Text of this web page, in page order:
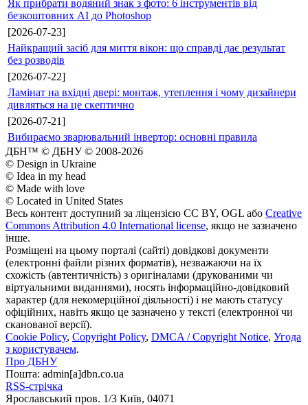
Як прибрати водяний знак з фото: 6 інструментів від
безкоштовних AI до Photoshop
[2026-07-23]
Найкращий засіб для миття вікон: що справді дає результат
без розводів
[2026-07-22]
Ламінат на вхідні двері: монтаж, утеплення і чому дизайнери
дивляться на це скептично
[2026-07-21]
Вибираємо зварювальний інвертор: основні правила
ДБН™ © ДБНУ © 2008-2026
© Design in Ukraine
© Idea in my head
© Made with love
© Located in United States
Весь контент доступний за ліцензією CC BY, OGL або Creative
Commons Attribution 4.0 International license, якщо не зазначено
інше.
Розміщені на цьому порталі (сайті) довідкові документи
(електронні файли різних форматів), незважаючи на їх
схожість (автентичність) з оригіналами (друкованими чи
віртуальними виданнями), носять інформаційно-довідковий
характер (для некомерційної діяльності) і не мають статусу
офіційних, навіть якщо це зазначено у тексті (електронної чи
сканованої версії).
Cookie Policy, Copyright Policy, DMCA / Copyright Notice, Угода
з користувачем.
Про ДБНУ
Пошта: admin[а]dbn.co.ua
RSS-стрічка
Ярославський пров. 1/3 Київ, 04071